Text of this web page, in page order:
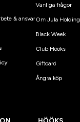
& ansvar
Vanliga frågor
Om Jula Holding
Black Week
Club Hööks
Giftcard
Ångra köp